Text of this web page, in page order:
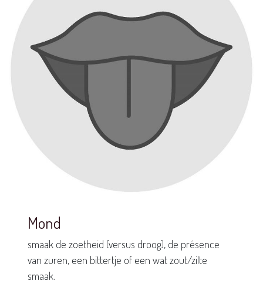
Mond
smaak de zoetheid (versus droog), de présence
van zuren, een bittertje of een wat zout/zilte
smaak.